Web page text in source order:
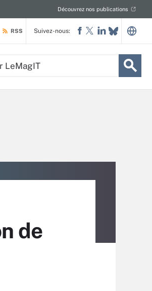
Découvrez nos publications
RSS Suivez-nous:
de